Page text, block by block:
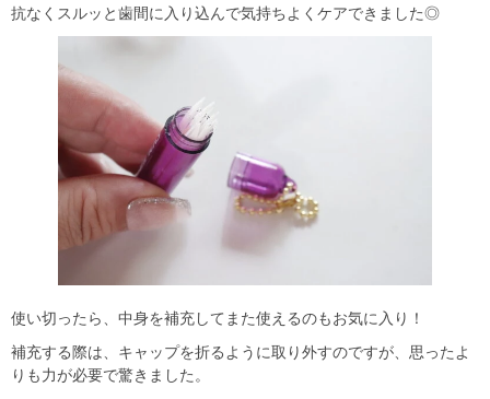
抗なくスルッと歯間に入り込んで気持ちよくケアできました◎
使い切ったら、中身を補充してまた使えるのもお気に入り！
補充する際は、キャップを折るように取り外すのですが、思ったよ
りも力が必要で驚きました。